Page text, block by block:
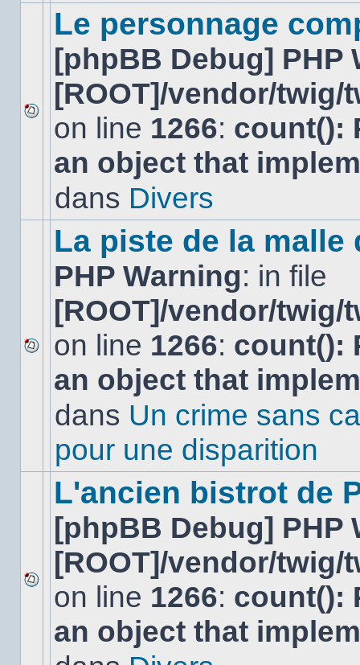
Aucun
nouveau
message
non-
dans
Le personnage
[phpBB Debug] PHP
[ROOT]/vendor/
on line 1266: count():
an object that
dans Divers
Aucun
nouveau
message
sujet.
La piste de la malle
PHP Warning: in file
[ROOT]/vendor/
on line 1266: count():
an object that
dans Un crime sans
pour une disparition
Aucun
nouveau
message
non-
L'ancien bistrot de
[phpBB Debug] PHP
[ROOT]/vendor/
on line 1266: count():
an object that